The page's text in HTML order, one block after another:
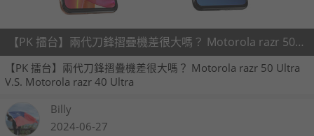
【PK 擂台】兩代刀鋒摺疊機差很大嗎？ Motorola razr 50 Ultra V.S. Motorola razr 40 Ultra
【PK 擂台】兩代刀鋒摺疊機差很大嗎？ Motorola razr 50 Ultra
V.S. Motorola razr 40 Ultra
Billy
2024-06-27